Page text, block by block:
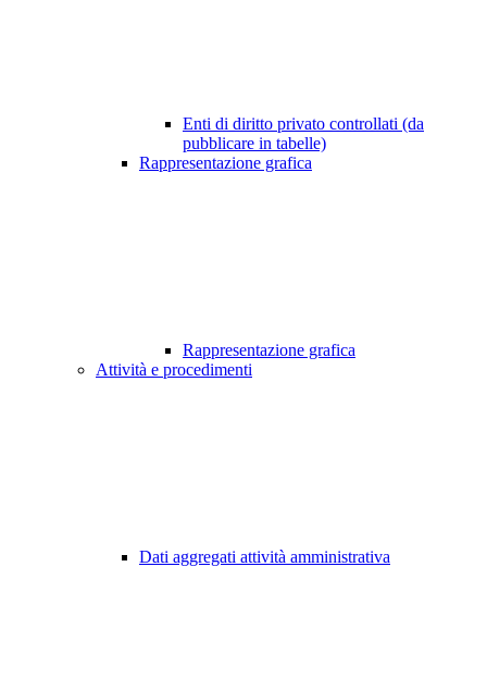
Enti di diritto privato controllati (da
pubblicare in tabelle)
Rappresentazione grafica
Rappresentazione grafica
Attività e procedimenti
Dati aggregati attività amministrativa